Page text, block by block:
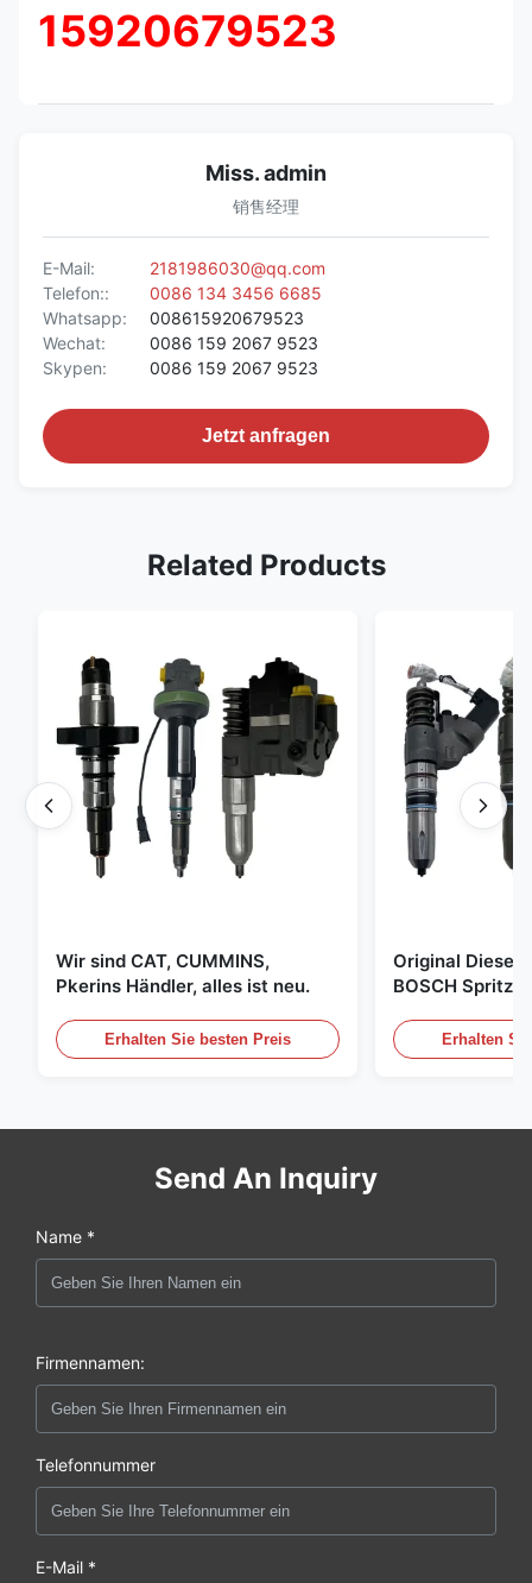
15920679523
Miss. admin
销售经理
E-Mail:
2181986030@qq.com
Telefon::
0086 134 3456 6685
Whatsapp:
008615920679523
Wechat:
0086 159 2067 9523
Skypen:
0086 159 2067 9523
Jetzt anfragen
Related Products
Wir sind CAT, CUMMINS,
Pkerins Händler, alles ist neu.
Erhalten Sie besten Preis
Original Diesel
BOSCH
Erhalten
Send An Inquiry
Name *
Firmennamen:
Telefonnummer
E-Mail *